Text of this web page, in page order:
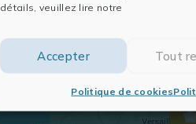
détails, veuillez lire notre
Accepter Tout
Politique de cookies